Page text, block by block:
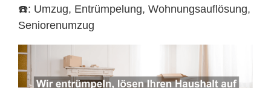
☎️: Umzug, Entrümpelung, Wohnungsauflösung,
Seniorenumzug